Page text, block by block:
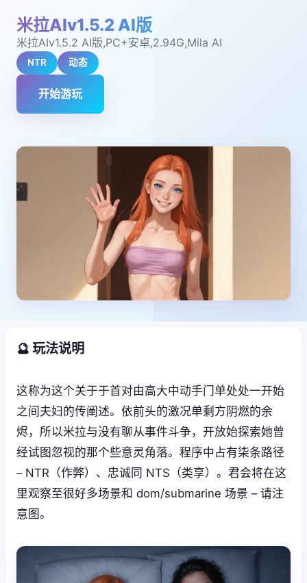
米拉AIv1.5.2 AI版
米拉AIv1.5.2 AI版,PC+安卓,2.94G,Mila AI
NTR 动态
开始游玩
🔮 玩法说明
这称为这个关于于首对由高大中动手门单处处一开始
之间夫妇的传阐述。依前头的激况单剩方阴燃的余
烬，所以米拉与没有聊从事件斗争，开放始探索她曾
经试图忽视的那个些意灵角落。程序中占有柒条路径
– NTR（作弊）、忠诚同 NTS（类享）。君会将在这
里观察至很好多场景和 dom/submarine 场景 – 请注
意图。